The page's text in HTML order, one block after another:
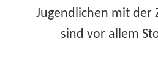
Jugendlichen mit der
sind vor allem